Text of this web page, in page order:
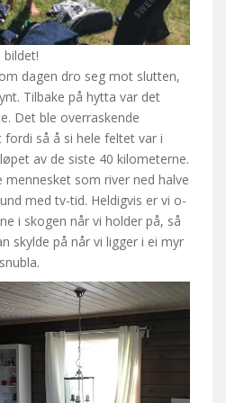
bildet!
dagen dro seg mot slutten,
Tilbake på hytta var det
Det ble overraskende
fordi så å si hele feltet var i
av de siste 40 kilometerne.
som river ned halve
med tv-tid. Heldigvis er vi o-
i skogen når vi holder på, så
skylde på når vi ligger i ei myr